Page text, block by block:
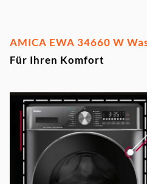
AMICA EWA 34660 W
Für Ihren Komfort